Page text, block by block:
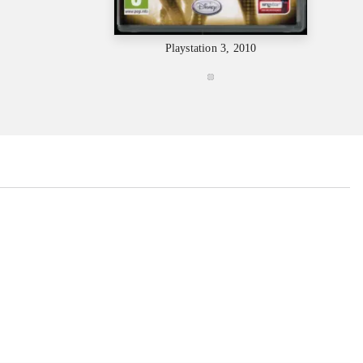
Playstation 3, 2010